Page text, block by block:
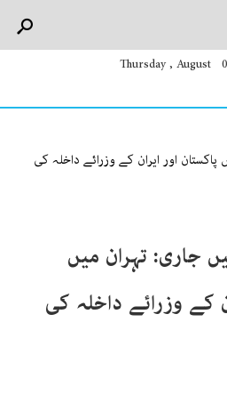
Thursday , August
اور ایران کے وزرائے داخلہ کی
جاری: تہران میں
کے وزرائے داخلہ کی